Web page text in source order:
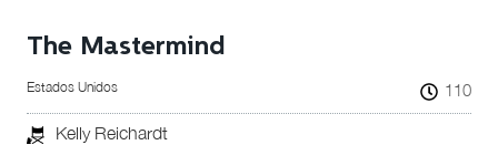
The Mastermind
Estados Unidos 110
Kelly Reichardt